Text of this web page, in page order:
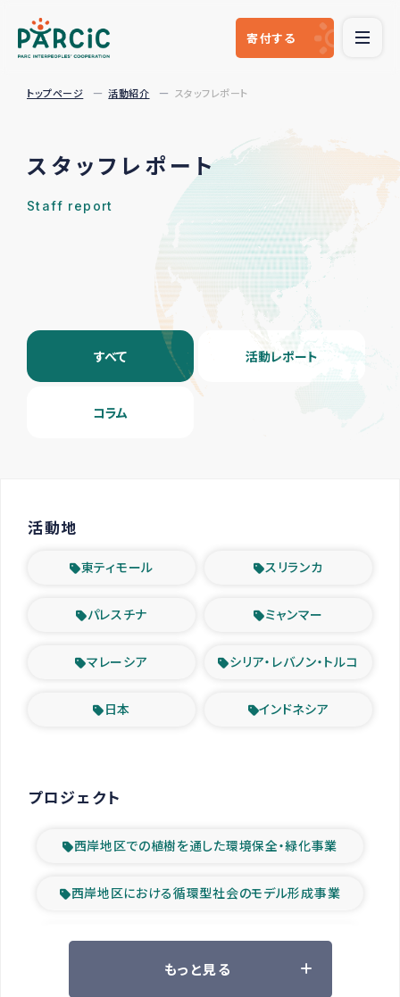
寄付する
トップページ 活動紹介 スタッフレポート
スタッフレポート
Staff report
すべて 活動レポート
コラム
活動地
東ティモール スリランカ
パレスチナ ミャンマー
マレーシア シリア・レバノン・トルコ
日本 インドネシア
プロジェクト
西岸地区での植樹を通した環境保全・緑化事業
西岸地区における循環型社会のモデル形成事業
ツアー参加者の声
もっと見る